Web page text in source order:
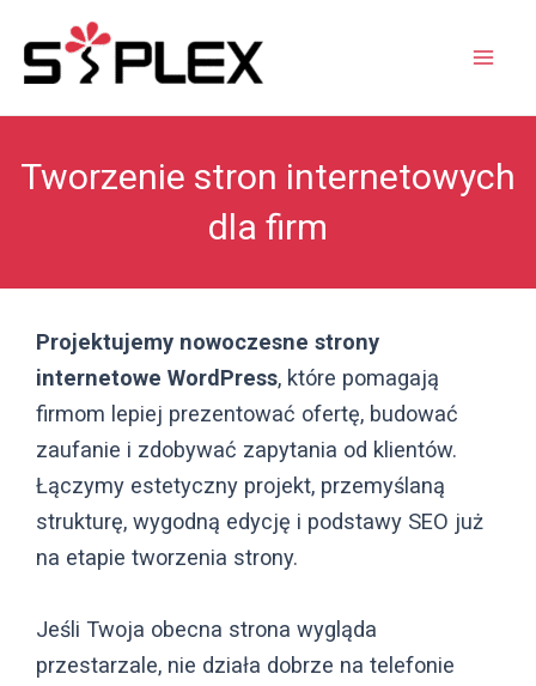
Tworzenie stron internetowych
dla firm
Projektujemy nowoczesne strony
internetowe WordPress, które pomagają
firmom lepiej prezentować ofertę, budować
zaufanie i zdobywać zapytania od klientów.
Łączymy estetyczny projekt, przemyślaną
strukturę, wygodną edycję i podstawy SEO już
na etapie tworzenia strony.
Jeśli Twoja obecna strona wygląda
przestarzale, nie działa dobrze na telefonie